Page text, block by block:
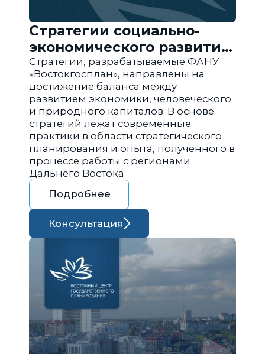
Стратегии социально-
экономического развития
субъектов РФ
Стратегии, разрабатываемые ФАНУ
«Востокгосплан», направлены на
достижение баланса между
развитием экономики, человеческого
и природного капиталов. В основе
стратегий лежат современные
практики в области стратегического
планирования и опыта, полученного в
процессе работы с регионами
Дальнего Востока
Подробнее
Консультация